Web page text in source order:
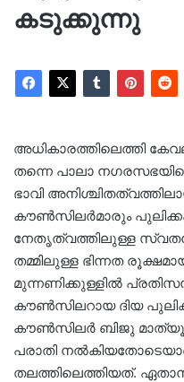
കടുക്കുന്നു
അധികാരത്തിലെത്തി
തന്നെ പാലാ
ഭാവി
കൗൺസിലർമാരും
നേതൃത്വത്തിലുള്ള
തമ്മിലുള്ള ഭിന്നത
മുന്നണിക്കുള്ളിൽ
കൗൺസിലറായ ദിയ
കൗൺസിലർ ബിജു
പരാതി
തലത്തിലെത്തിയത്.